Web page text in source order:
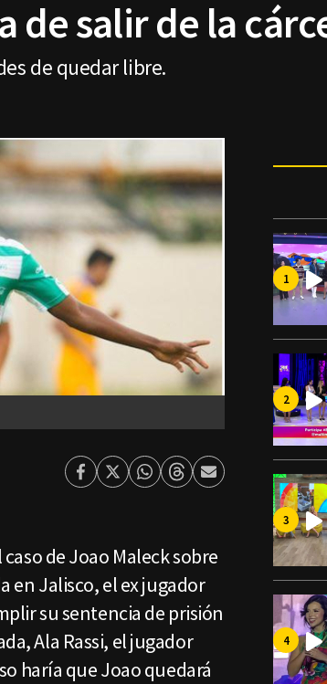
de salir de la
de quedar libre.
Facebook
TwitterWhatsapp
ThreadsEnviar
caso de Joao Maleck sobre
en Jalisco, el ex jugador
su sentencia de prisión
Ala Rassi, el jugador
haría que Joao quedará